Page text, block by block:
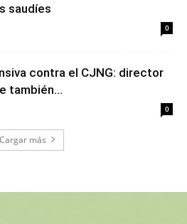
saudíes
0
contra el CJNG: director
también...
0
Cargar más